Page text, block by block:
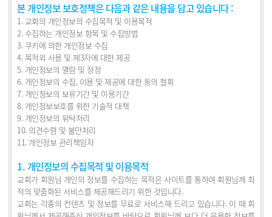
본 개인정보 보호정책은 다음과 같은 내용을 담고 있습니다 :
1. 교회의 개인정보의 수집목적 및 이용목적
2. 수집하는 개인정보 항목 및 수집방법
3. 쿠키에 의한 개인정보 수집
4. 목적외 사용 및 제3자에 대한 제공
5. 개인정보의 열람 및 정정
6. 개인정보의 수집, 이용 및 제공에 대한 동의 철회
7. 개인정보의 보유기간 및 이용기간
8. 개인정보보호를 위한 기술적 대책
9. 개인정보의 위탁처리
10. 의견수렴 및 불만처리
11. 개인정보 관리책임자
1. 개인정보의 수집목적 및 이용목적
교회가 회원님 개인의 정보를 수집하는 목적은 사이트를 통하여 회원님께 최
적의 맞춤화된 서비스를 제공해드리기 위한 것입니다.
교회는 각종의 컨텐츠 및 정보를 무료로 서비스해 드리고 있습니다. 이 때 회